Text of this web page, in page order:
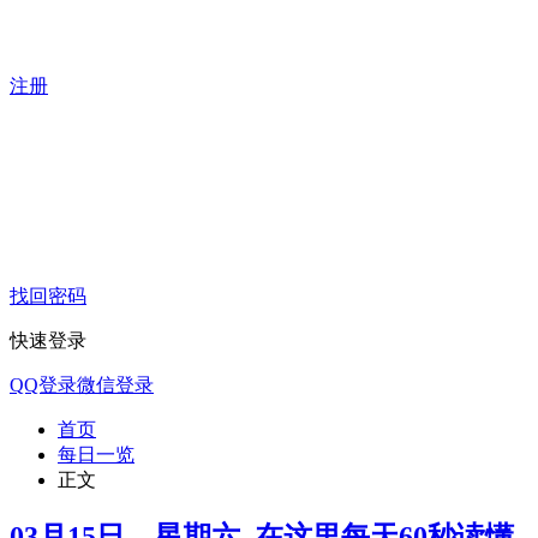
注册
找回密码
快速登录
QQ登录微信登录
首页
每日一览
正文